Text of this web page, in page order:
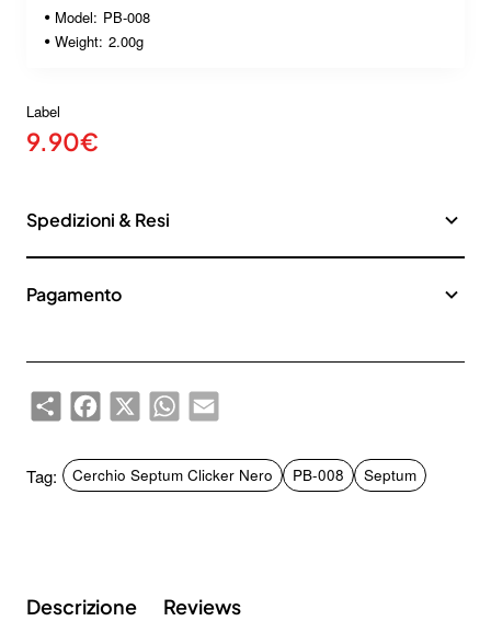
Model: PB-008
Weight: 2.00g
Label
9.90€
Spedizioni & Resi
Pagamento
ShareFacebook
X WhatsAppEmail
Tag: Cerchio Septum Clicker Nero PB-008 Septum
Descrizione Reviews